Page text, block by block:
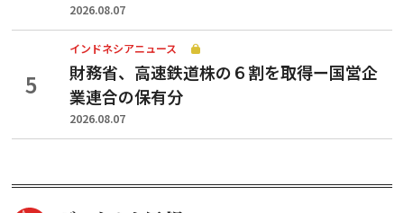
2026.08.07
インドネシアニュース
財務省、高速鉄道株の６割を取得ー国営企
業連合の保有分
2026.08.07